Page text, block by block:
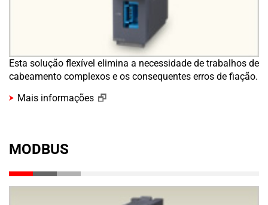
Esta solução flexível elimina a necessidade de trabalhos de
cabeamento complexos e os consequentes erros de fiação.
Mais informações
MODBUS